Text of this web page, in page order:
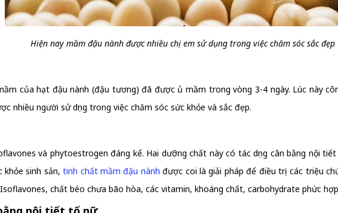
Hiện nay mầm đậu nành được nhiều chị em sử dụng trong việc chăm sóc sắc đẹp
của hạt đậu nành (đậu tương) đã được ủ mầm trong vòng 3-4 ngày. Lúc này
nhiều người sử dụng trong việc chăm sóc sức khỏe và sắc đẹp.
và phytoestrogen đáng kể. Hai dưỡng chất này có tác dụng cân bằng nội
khỏe sinh sản,tinh chất mầm đậu nànhđược coi là giải pháp để điều trị các triệu
chất béo chưa bão hòa, các vitamin, khoáng chất, carbohydrate phức